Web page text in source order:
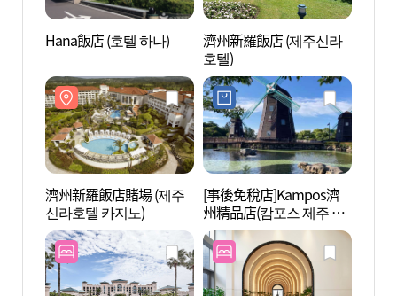
Hana飯店 (호텔 하나)
濟州新羅飯店 (제주신라
호텔)
濟州新羅飯店賭場 (제주
신라호텔 카지노)
[事後免稅店]Kampos濟
州精品店(캄포스 제주 부
티크)